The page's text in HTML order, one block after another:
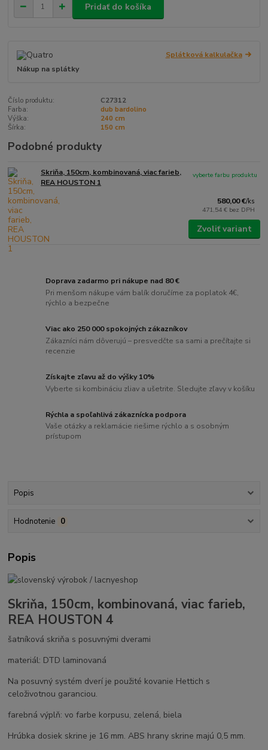
Pridať do košíka
Splátková kalkulačka
Nákup na splátky
Číslo produktu:
C27312
Farba:
dub bardolino
Výška:
240 cm
Šírka:
150 cm
Podobné produkty
Skriňa, 150cm, kombinovaná, viac farieb,
REA HOUSTON 1
580,00 €/ks
471,54 € bez DPH
vyberte farbu produktu
Zvoliť variant
Doprava zadarmo pri nákupe nad 80 €
Pri menšom nákupe vám balík doručíme za poplatok 4€,
rýchlo a bezpečne
Viac ako 250 000 spokojných zákazníkov
Zákazníci nám dôverujú – presvedčte sa sami a prečítajte si
recenzie
Získajte zľavu až do výšky 10%
Vyberte si kombináciu zliav a ušetrite. Sledujte zľavy v košíku
Rýchla a spoľahlivá zákaznícka podpora
Vaše otázky a reklamácie riešime rýchlo a s osobným
prístupom
Popis
Hodnotenie 0
Popis
Skriňa, 150cm, kombinovaná, viac farieb,
REA HOUSTON 4
šatníková skriňa s posuvnými dverami
materiál: DTD laminovaná
Na posuvný systém dverí je použité kovanie Hettich s
celoživotnou garanciou.
farebná výplň: vo farbe korpusu, zelená, biela
Hrúbka dosiek skrine je 16 mm. ABS hrany skrine majú 0,5 mm.